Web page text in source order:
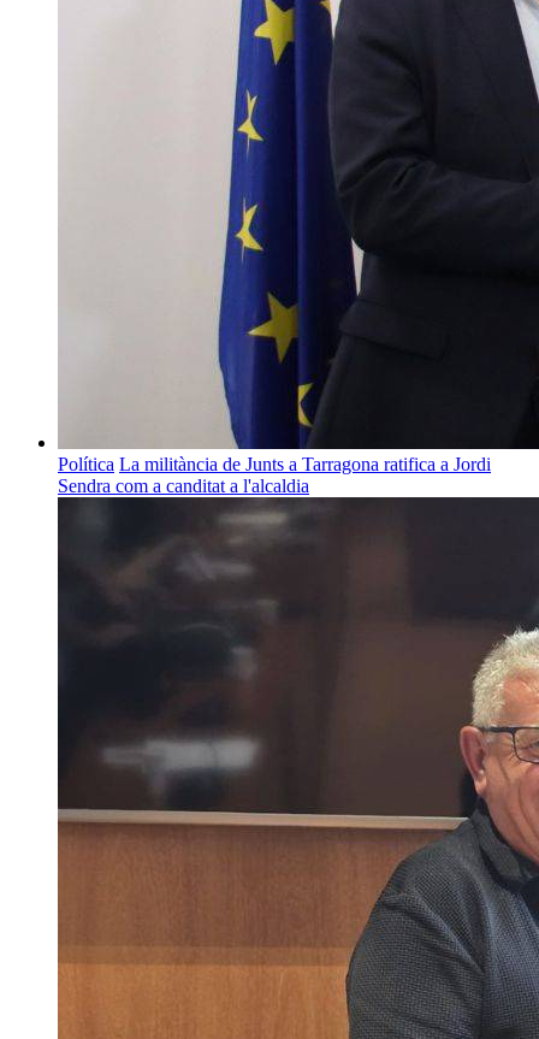
Política La militància de Junts a Tarragona ratifica a Jordi
Sendra com a canditat a l'alcaldia